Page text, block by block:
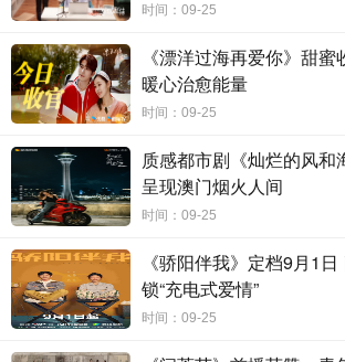
择时，南珩竟毫不顾忌宋一梦的生死，一声“放
了“杀珩计划”。预告中跳脱逗趣的画风，串联
一梦化身“人形吐槽机”，却在南珩靠近的瞬间难
折的情感发展初现端倪，提前知晓剧本的她能否
切静待揭晓。随着“卷中人”大片组图的发布，
锁的“剧本世界”也打破次元壁呈现在观众面前。
卷旁，手握毛笔期待改写既定剧本顺利翻盘，殊
发，两人一笔一剑造型吸睛，气质相配又极具反
时间：09-25
《漂洋过海再爱你》甜
暖心治愈能量
时间：09-25
质感都市剧《灿烂的风和
呈现澳门烟火人间
时间：09-25
《骄阳伴我》定档9月1
锁“充电式爱情”
时间：09-25